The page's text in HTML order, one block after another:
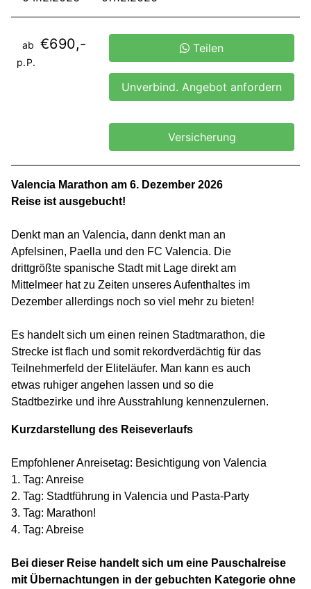
ab €690,-
p.P.
Teilen
Unverbind. Angebot anfordern
Versicherung
Valencia Marathon am 6. Dezember 2026
Reise ist ausgebucht!
Denkt man an Valencia, dann denkt man an
Apfelsinen, Paella und den FC Valencia. Die
drittgrößte spanische Stadt mit Lage direkt am
Mittelmeer hat zu Zeiten unseres Aufenthaltes im
Dezember allerdings noch so viel mehr zu bieten!
Es handelt sich um einen reinen Stadtmarathon, die
Strecke ist flach und somit rekordverdächtig für das
Teilnehmerfeld der Eliteläufer. Man kann es auch
etwas ruhiger angehen lassen und so die
Stadtbezirke und ihre Ausstrahlung kennenzulernen.
Kurzdarstellung des Reiseverlaufs
Empfohlener Anreisetag: Besichtigung von Valencia
1. Tag: Anreise
2. Tag: Stadtführung in Valencia und Pasta-Party
3. Tag: Marathon!
4. Tag: Abreise
Bei dieser Reise handelt sich um eine Pauschalreise
mit Übernachtungen in der gebuchten Kategorie ohne